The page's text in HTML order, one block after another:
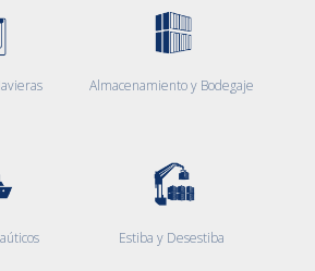
Almacenamiento y Bodegaje
Estiba y Desestiba